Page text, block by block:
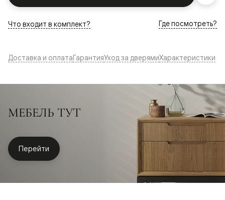
Что входит в комплект? Где посмотреть?
Доставка и оплатаГарантияУход за дверямиХарактеристики
МЕБЕЛЬ ТУТ
Перейти